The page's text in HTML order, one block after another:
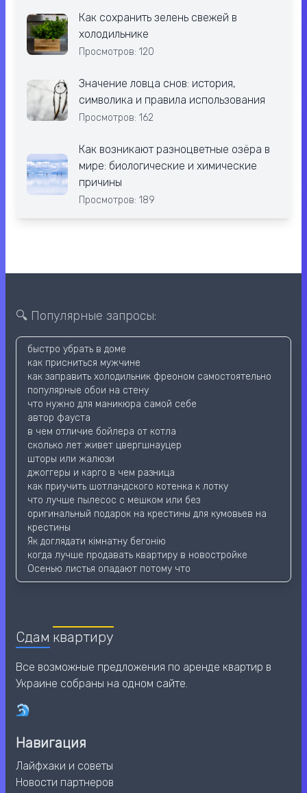
Как сохранить зелень свежей в
холодильнике
Просмотров: 120
Значение ловца снов: история,
символика и правила использования
Просмотров: 162
Как возникают разноцветные озёра в
мире: биологические и химические
причины
Просмотров: 189
🔍 Популярные запросы:
быстро убрать в доме
как присниться мужчине
как заправить холодильник фреоном самостоятельно
популярные обои на стену
что нужно для маникюра самой себе
автор фауста
в чем отличие бойлера от котла
сколько лет живет цвергшнауцер
шторы или жалюзи
джоггеры и карго в чем разница
как приучить шотландского котенка к лотку
что лучше пылесос с мешком или без
оригинальный подарок на крестины для кумовьев на
крестины
Як доглядати кімнатну бегонію
когда лучше продавать квартиру в новостройке
Осенью листья опадают потому что
Сдам квартиру
Все возможные предложения по аренде квартир в
Украине собраны на одном сайте.
Навигация
Лайфхаки и советы
Новости партнеров